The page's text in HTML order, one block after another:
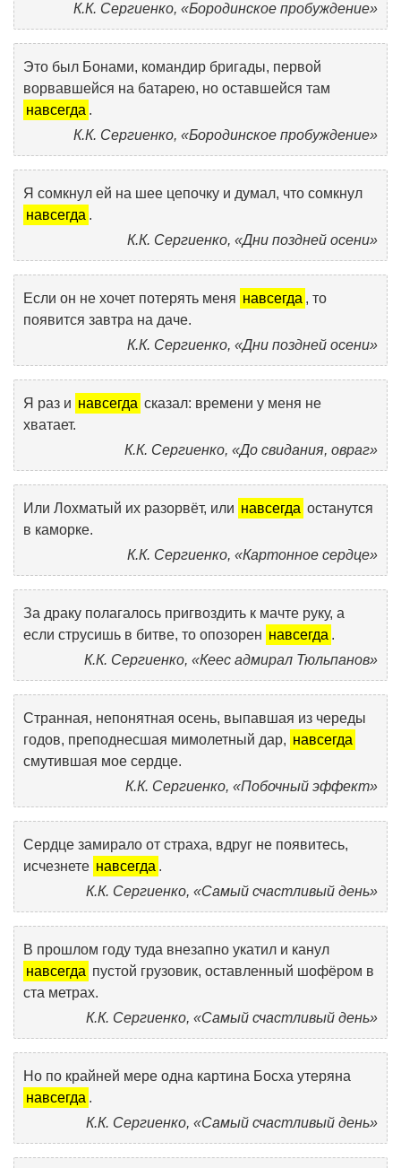
К.К. Сергиенко, «Бородинское пробуждение»
Это был Бонами, командир бригады, первой
ворвавшейся на батарею, но оставшейся там
навсегда .
К.К. Сергиенко, «Бородинское пробуждение»
Я сомкнул ей на шее цепочку и думал, что сомкнул
навсегда .
К.К. Сергиенко, «Дни поздней осени»
Если он не хочет потерять меня навсегда , то
появится завтра на даче.
К.К. Сергиенко, «Дни поздней осени»
Я раз и навсегда сказал: времени у меня не
хватает.
К.К. Сергиенко, «До свидания, овраг»
Или Лохматый их разорвёт, или навсегда останутся
в каморке.
К.К. Сергиенко, «Картонное сердце»
За драку полагалось пригвоздить к мачте руку, а
если струсишь в битве, то опозорен навсегда .
К.К. Сергиенко, «Кеес адмирал Тюльпанов»
Странная, непонятная осень, выпавшая из череды
годов, преподнесшая мимолетный дар, навсегда
смутившая мое сердце.
К.К. Сергиенко, «Побочный эффект»
Сердце замирало от страха, вдруг не появитесь,
исчезнете навсегда .
К.К. Сергиенко, «Самый счастливый день»
В прошлом году туда внезапно укатил и канул
навсегда пустой грузовик, оставленный шофёром в
ста метрах.
К.К. Сергиенко, «Самый счастливый день»
Но по крайней мере одна картина Босха утеряна
навсегда .
К.К. Сергиенко, «Самый счастливый день»